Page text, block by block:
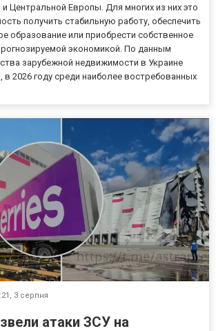
Центральной Европы. Для многих из них это
получить стабильную работу, обеспечить
образование или приобрести собственное
экономикой. По данным
зарубежной недвижимости в Украине
в 2026 году среди наиболее востребованных
3 серпня
атаки ЗСУ на